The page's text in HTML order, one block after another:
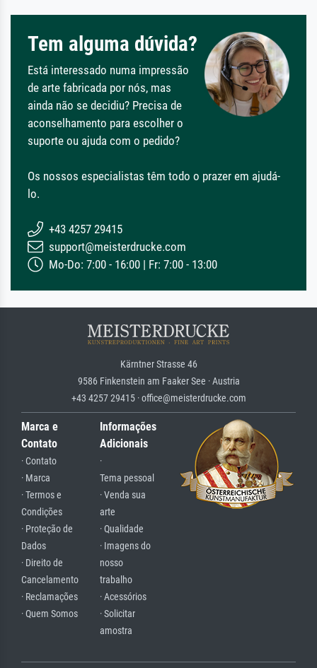
Tem alguma dúvida?
Está interessado numa impressão
de arte fabricada por nós, mas
ainda não se decidiu? Precisa de
aconselhamento para escolher o
suporte ou ajuda com o pedido?
Os nossos especialistas têm todo o prazer em ajudá-
lo.
+43 4257 29415
support@meisterdrucke.com
Mo-Do: 7:00 - 16:00 | Fr: 7:00 - 13:00
Kärntner Strasse 46
9586 Finkenstein am Faaker See · Austria
+43 4257 29415 · office@meisterdrucke.com
Marca e
Contato
· Contato
· Marca
· Termos e
Condições
· Proteção de
Dados
· Direito de
Cancelamento
· Reclamações
· Quem Somos
Informações
Adicionais
·
Tema pessoal
· Venda sua
arte
· Qualidade
· Imagens do
nosso
trabalho
· Acessórios
· Solicitar
amostra